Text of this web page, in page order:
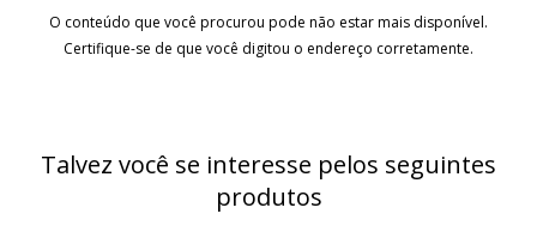
O conteúdo que você procurou pode não estar mais disponível.
Certifique-se de que você digitou o endereço corretamente.
Talvez você se interesse pelos seguintes
produtos